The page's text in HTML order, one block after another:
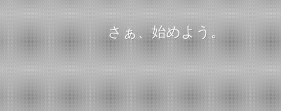
さぁ、始めよう。